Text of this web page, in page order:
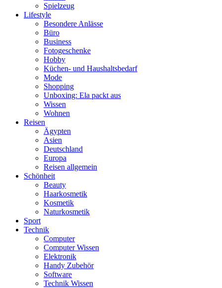
Spielzeug
Lifestyle
Besondere Anlässe
Büro
Business
Fotogeschenke
Hobby
Küchen- und Haushaltsbedarf
Mode
Shopping
Unboxing: Ela packt aus
Wissen
Wohnen
Reisen
Ägypten
Asien
Deutschland
Europa
Reisen allgemein
Schönheit
Beauty
Haarkosmetik
Kosmetik
Naturkosmetik
Sport
Technik
Computer
Computer Wissen
Elektronik
Handy Zubehör
Software
Technik Wissen